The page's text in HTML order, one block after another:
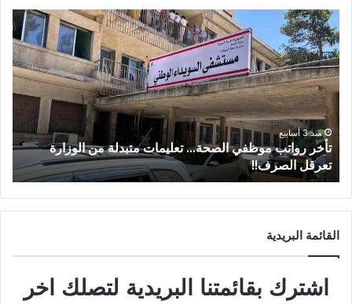
الصحة… تعليمات متبدلة من الوزارة
منذ 3 أسابيع
من عتيل .. تكريم
عساف.
القائمة البريدية
اشترك بقائمتنا البريدية لتصلك اخر